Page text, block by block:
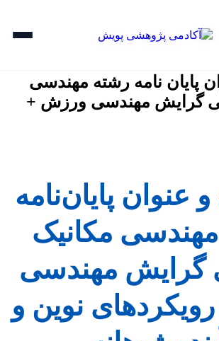
پایان نامه رشته مهندسی
گرایش مهندسی ورزش +
عنوان پایان‌نامه
مکانیک
گرایش مهندسی
نوین و